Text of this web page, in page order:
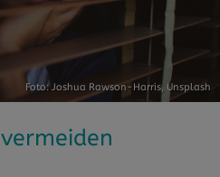
Foto:Joshua Rawson-Harris, Unsplash